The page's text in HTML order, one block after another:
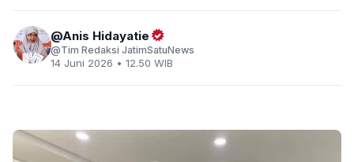
Anis Hidayatie
Tim Redaksi JatimSatuNews
14 Juni 2026 • 12.50 WIB